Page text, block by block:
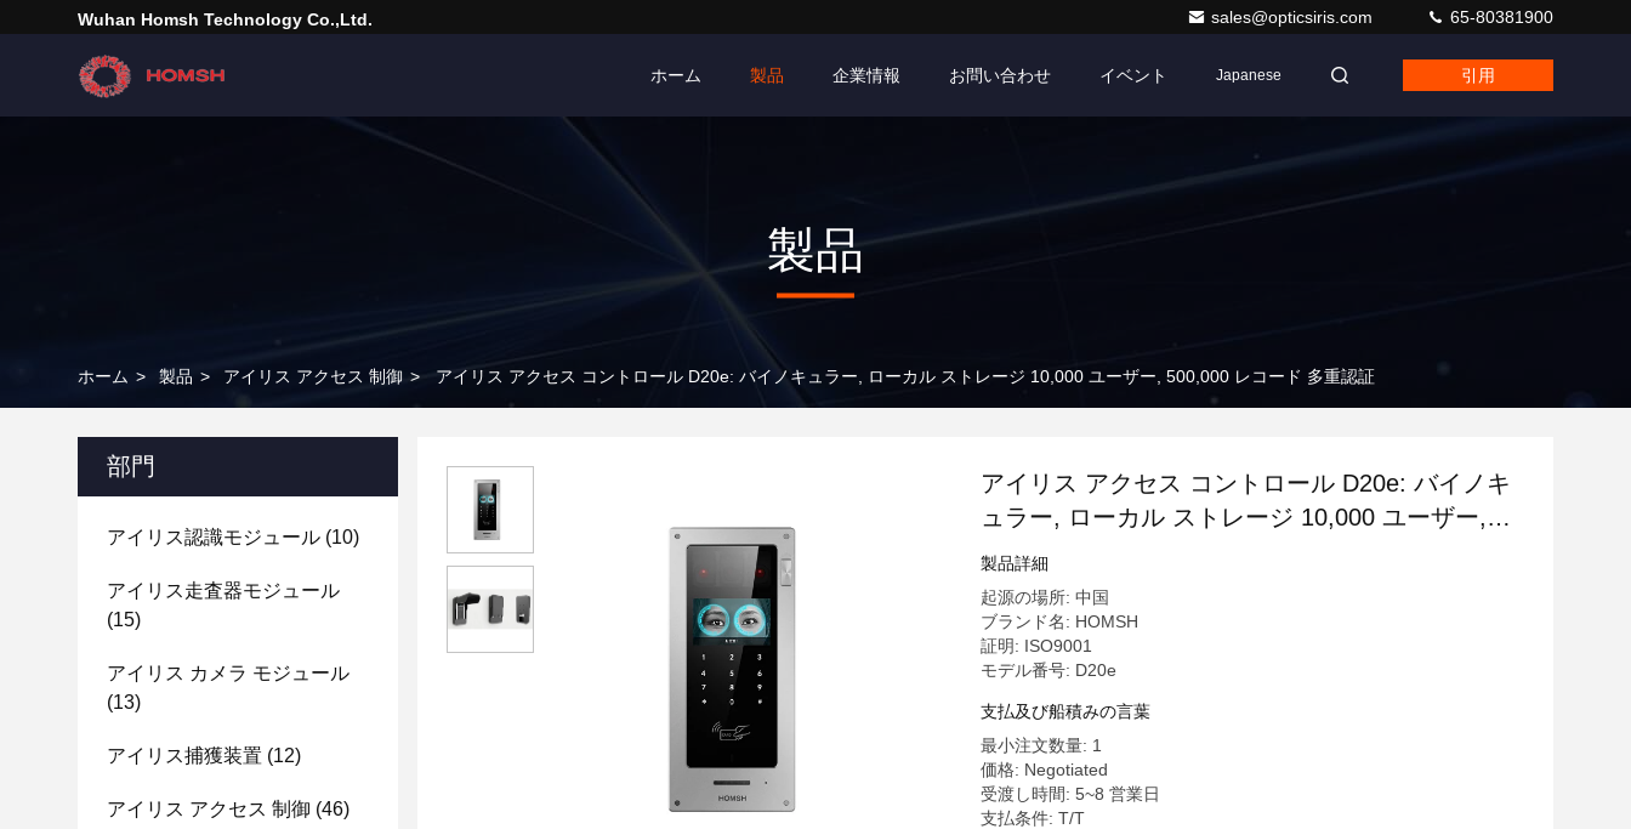
Wuhan Homsh Technology Co.,Ltd. sales@opticsiris.com 65-80381900
ホーム 製品 企業情報 お問い合わせ イベント Japanese 引用
製品
ホーム > 製品 > アイリス アクセス 制御 > アイリス アクセス コントロール D20e: バイノキュラー, ローカル ストレージ 10,000 ユーザー, 500,000 レコード 多重認証
部門
アイリス認識モジュール (10)
アイリス走査器モジュール
(15)
アイリス カメラ モジュール
(13)
アイリス捕獲装置 (12)
アイリス アクセス 制御 (46)
アイリス アクセス コントロール D20e: バイノキ
ュラー, ローカル ストレージ 10,000 ユーザー,
500,000 レコード 多重認証
製品詳細
起源の場所: 中国
ブランド名: HOMSH
証明: ISO9001
モデル番号: D20e
支払及び船積みの言葉
最小注文数量: 1
価格: Negotiated
受渡し時間: 5~8 営業日
支払条件: T/T